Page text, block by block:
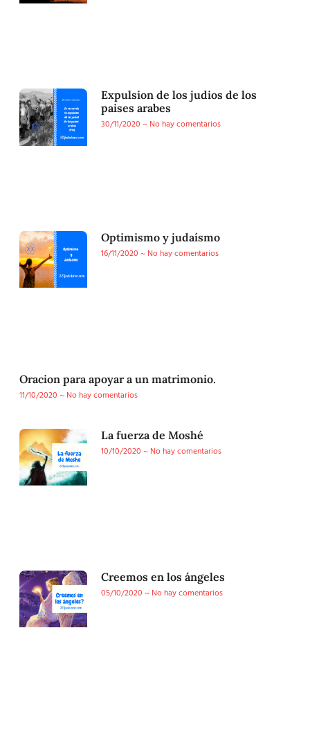
Expulsion de los judios de los
paises arabes
30/11/2020
No hay comentarios
Optimismo y judaísmo
16/11/2020
No hay comentarios
Oracion para apoyar a un matrimonio.
11/10/2020
No hay comentarios
La fuerza de Moshé
10/10/2020
No hay comentarios
Creemos en los ángeles
05/10/2020
No hay comentarios